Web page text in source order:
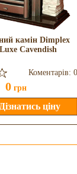
камін Dimplex
Cavendish
Коментарів: 0
0 грн